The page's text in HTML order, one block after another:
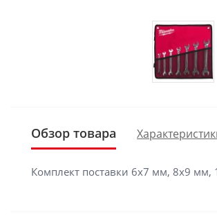
Обзор товара
Комплект поставки 6x7 мм, 8x9